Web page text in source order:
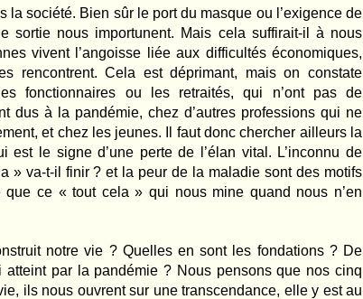
la société. Bien sûr le port du masque ou l’exigence de
sortie nous importunent. Mais cela suffirait-il à nous
vivent l’angoisse liée aux difficultés économiques,
rencontrent. Cela est déprimant, mais on constate
fonctionnaires ou les retraités, qui n’ont pas de
dus à la pandémie, chez d’autres professions qui ne
et chez les jeunes. Il faut donc chercher ailleurs la
est le signe d’une perte de l’élan vital. L’inconnu de
» va-t-il finir ? et la peur de la maladie sont des motifs
que ce « tout cela » qui nous mine quand nous n’en
notre vie ? Quelles en sont les fondations ? De
par la pandémie ? Nous pensons que nos cinq
ils nous ouvrent sur une transcendance, elle y est au